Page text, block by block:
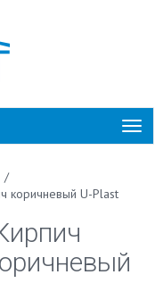
/
коричневый U-Plast